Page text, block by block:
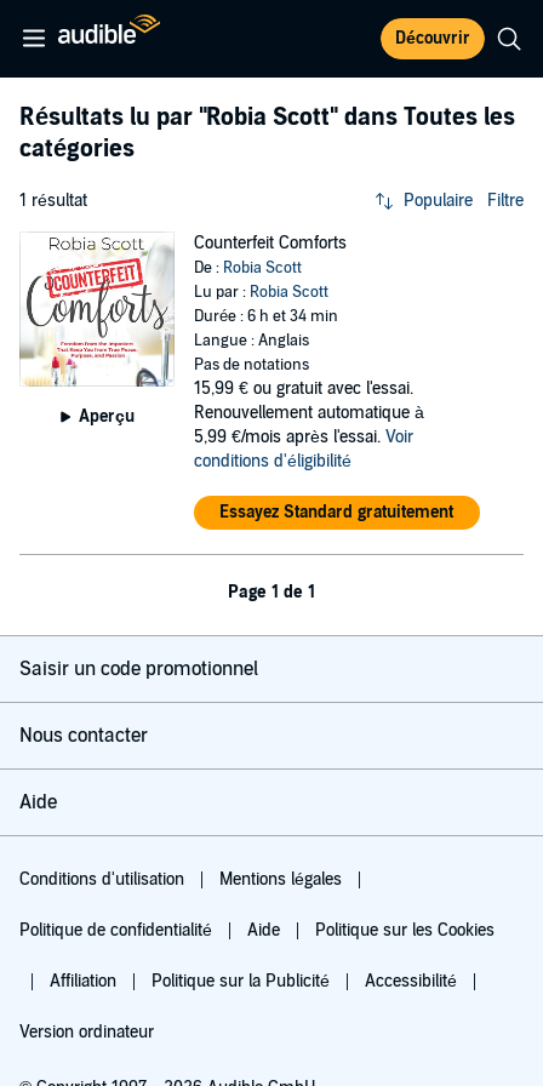
Découvrir
Résultats lu par "Robia Scott" dans Toutes les
catégories
1 résultat Populaire Filtre
Aperçu
Counterfeit Comforts
De : Robia Scott
Lu par : Robia Scott
Durée : 6 h et 34 min
Langue : Anglais
Pas de notations
15,99 € ou gratuit avec l'essai.
Renouvellement automatique à
5,99 €/mois après l'essai. Voir
conditions d'éligibilité
Essayez Standard gratuitement
Page 1 de 1
Saisir un code promotionnel
Nous contacter
Aide
Conditions d'utilisation Mentions légales
Politique de confidentialité Aide Politique sur les Cookies
Affiliation Politique sur la Publicité Accessibilité
Version ordinateur